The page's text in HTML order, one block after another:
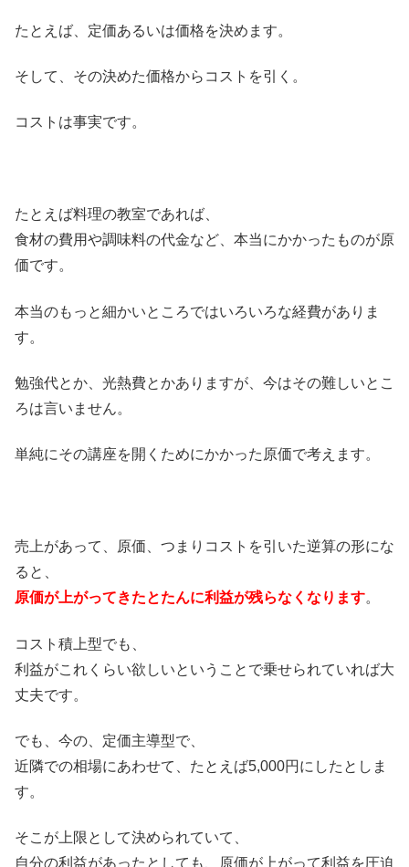
たとえば、定価あるいは価格を決めます。
そして、その決めた価格からコストを引く。
コストは事実です。
たとえば料理の教室であれば、
食材の費用や調味料の代金など、本当にかかったものが原
価です。
本当のもっと細かいところではいろいろな経費がありま
す。
勉強代とか、光熱費とかありますが、今はその難しいとこ
ろは言いません。
単純にその講座を開くためにかかった原価で考えます。
売上があって、原価、つまりコストを引いた逆算の形にな
ると、
原価が上がってきたとたんに利益が残らなくなります。
コスト積上型でも、
利益がこれくらい欲しいということで乗せられていれば大
丈夫です。
でも、今の、定価主導型で、
近隣での相場にあわせて、たとえば5,000円にしたとしま
す。
そこが上限として決められていて、
自分の利益があったとしても、原価が上がって利益を圧迫